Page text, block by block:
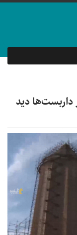
داربست‌ها دید